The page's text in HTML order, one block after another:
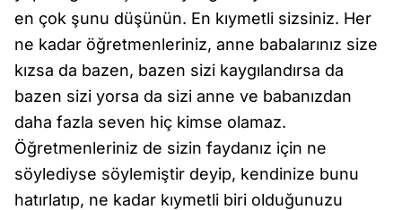
en çok şunu düşünün. En kıymetli sizsiniz. Her
ne kadar öğretmenleriniz, anne babalarınız size
kızsa da bazen, bazen sizi kaygılandırsa da
bazen sizi yorsa da sizi anne ve babanızdan
daha fazla seven hiç kimse olamaz.
Öğretmenleriniz de sizin faydanız için ne
söylediyse söylemiştir deyip, kendinize bunu
hatırlatıp, ne kadar kıymetli biri olduğunuzu